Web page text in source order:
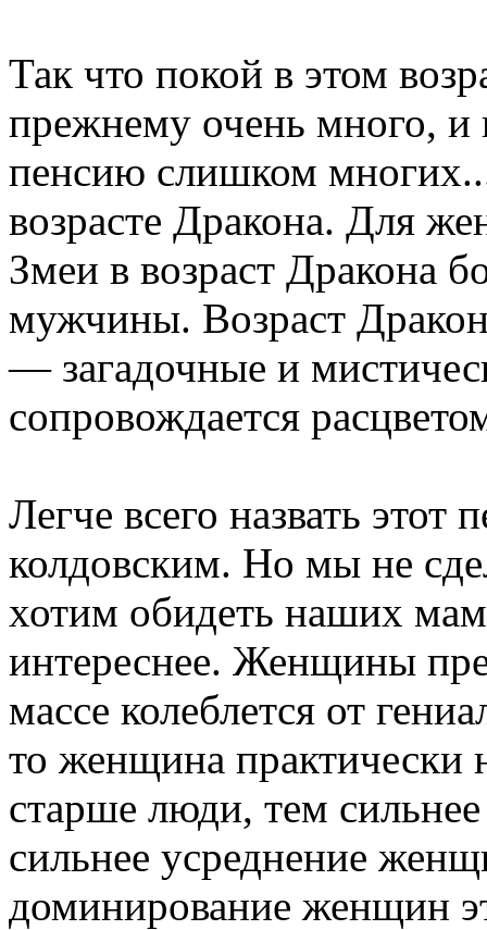
Так что покой в этом
прежнему очень много, и
пенсию слишком
возрасте Дракона. Для
Змеи в возраст Дракона
мужчины. Возраст
— загадочные и
сопровождается
Легче всего назвать
колдовским. Но мы не
хотим обидеть наших
интереснее. Женщины
массе колеблется от
то женщина практически
старше люди, тем
сильнее усреднение
доминирование женщин